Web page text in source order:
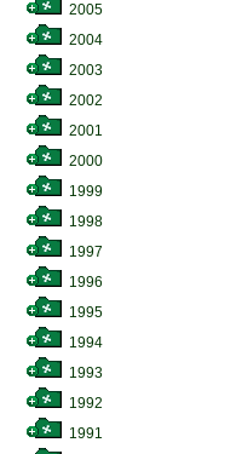
2005
2004
2003
2002
2001
2000
1999
1998
1997
1996
1995
1994
1993
1992
1991